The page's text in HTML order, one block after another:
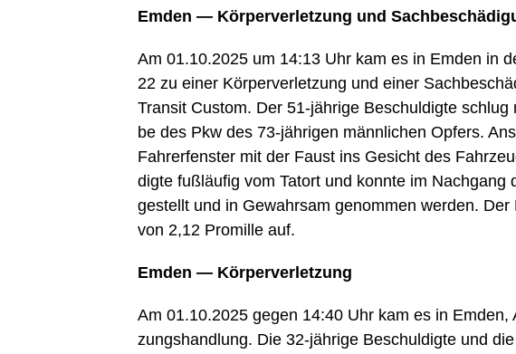
Emden — Kör­per­ver­let­zung und
Am 01.10.2025 um 14:13 Uhr kam es in Emden in
22 zu einer Kör­per­ver­let­zung und einer
Tran­sit Cus­tom. Der 51-jäh­ri­ge Beschul­dig­te
be des Pkw des 73-jäh­ri­gen männ­li­chen Opfers.
Fah­rer­fens­ter mit der Faust ins Gesicht des
dig­te fuß­läu­fig vom Tat­ort und konn­te im Nach­gang
gestellt und in Gewahr­sam genom­men wer­den.
von 2,12 Pro­mil­le auf.
Emden — Körperverletzung
Am 01.10.2025 gegen 14:40 Uhr kam es in
zungs­hand­lung. Die 32-jäh­ri­ge Beschul­dig­te und